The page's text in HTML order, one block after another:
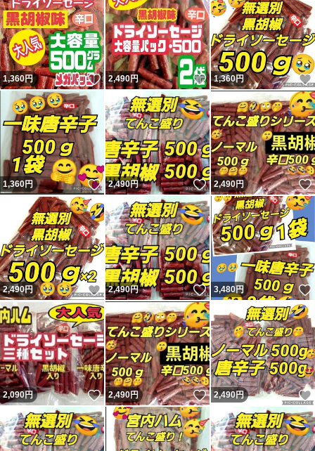
1,360円 いいね！
2,490円 いいね！
1,360円
1,360円 いいね！
2,490円 いいね！
2,490円
2,490円 いいね！
2,490円 いいね！
3,480円
2,090円 いいね！
2,490円 いいね！
2,490円